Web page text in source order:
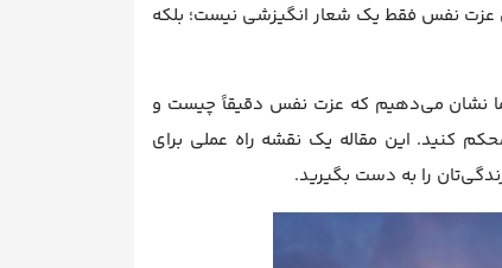
عزت نفس فقط یک شعار انگیزشی نیست؛ بلکه
نشان می‌دهیم که عزت نفس دقیقاً چیست و
کنید. این مقاله یک نقشه راه عملی برای
را به دست بگیرید.